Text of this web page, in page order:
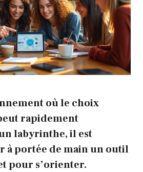
où le choix
rapidement
labyrinthe, il est
à portée de main un outil
pour s’orienter.